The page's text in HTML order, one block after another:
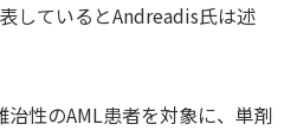
しているとAndreadis氏は述
治性のAML患者を対象に、単剤